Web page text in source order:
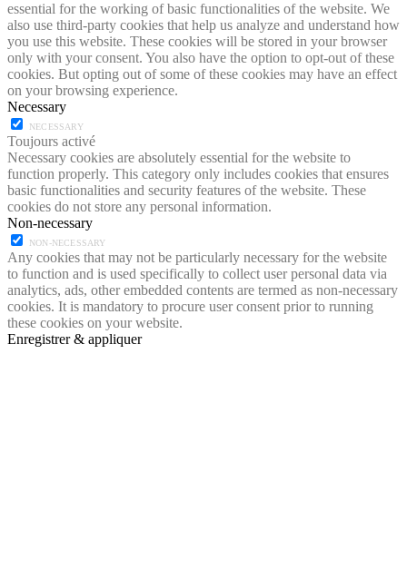
essential for the working of basic functionalities of the website. We
also use third-party cookies that help us analyze and understand how
you use this website. These cookies will be stored in your browser
only with your consent. You also have the option to opt-out of these
cookies. But opting out of some of these cookies may have an effect
on your browsing experience.
Necessary
NECESSARY
Toujours activé
Necessary cookies are absolutely essential for the website to
function properly. This category only includes cookies that ensures
basic functionalities and security features of the website. These
cookies do not store any personal information.
Non-necessary
NON-NECESSARY
Any cookies that may not be particularly necessary for the website
to function and is used specifically to collect user personal data via
analytics, ads, other embedded contents are termed as non-necessary
cookies. It is mandatory to procure user consent prior to running
these cookies on your website.
Enregistrer & appliquer